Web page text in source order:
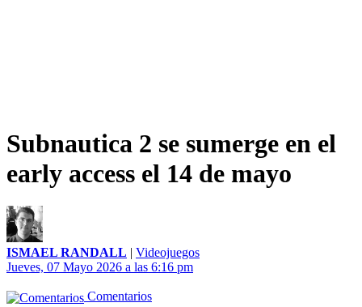
Subnautica 2 se sumerge en el
early access el 14 de mayo
ISMAEL RANDALL | Videojuegos
Jueves, 07 Mayo 2026 a las 6:16 pm
Comentarios